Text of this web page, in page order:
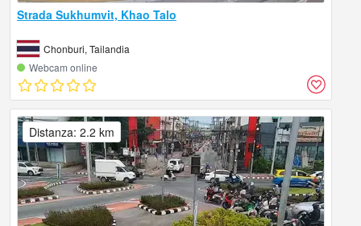
Strada Sukhumvit, Khao Talo
Chonburi, Tailandia
Webcam online
Distanza: 2.2 km